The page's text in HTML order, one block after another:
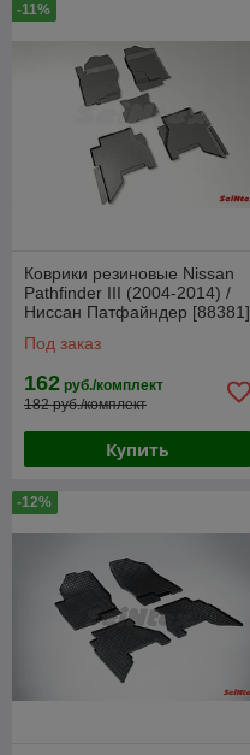
-11%
Коврики резиновые Nissan
Pathfinder III (2004-2014) /
Ниссан Патфайндер [88381]
Под заказ
162 руб./комплект
182 руб./комплект
Купить
-12%